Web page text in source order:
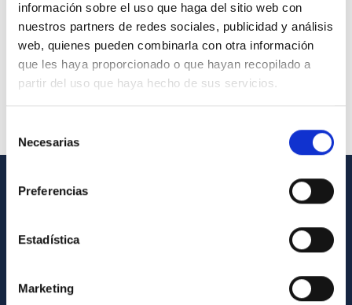
información sobre el uso que haga del sitio web con
nuestros partners de redes sociales, publicidad y análisis
web, quienes pueden combinarla con otra información
que les haya proporcionado o que hayan recopilado a
partir del uso que haya hecho de sus servicios.
Necesarias
Preferencias
Estadística
Marketing
Contacto
Directorio de personal